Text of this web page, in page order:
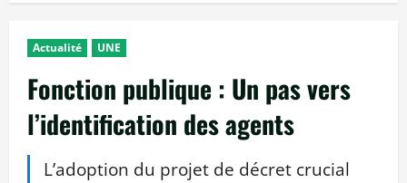
Actualité UNE
Fonction publique : Un pas vers
l’identification des agents
L’adoption du projet de décret crucial